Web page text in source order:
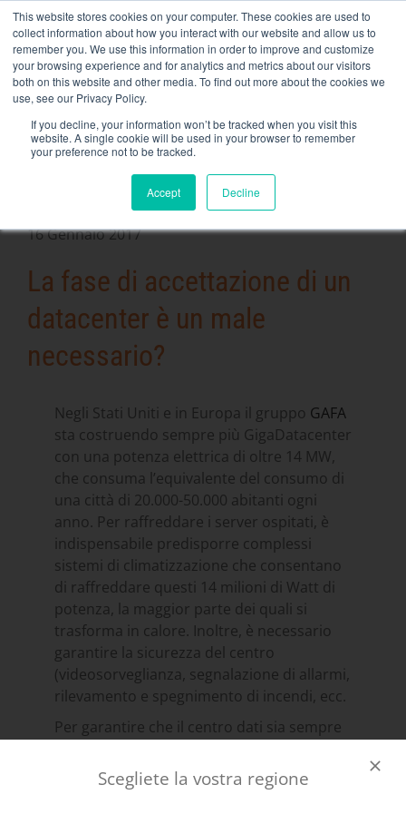
This website stores cookies on your computer. These cookies are used to
collect information about how you interact with our website and allow us to
remember you. We use this information in order to improve and customize
your browsing experience and for analytics and metrics about our visitors
both on this website and other media. To find out more about the cookies we
use, see our Privacy Policy.
If you decline, your information won’t be tracked when you visit this
website. A single cookie will be used in your browser to remember
your preference not to be tracked.
Accept Decline
content
NEW FLEET: Banche di carico da 3,5 MW / MVA disponibili,
maggiori informazioni qui.
CONTATTO
Toggle
Servizi correlati
Secteurs et solutions
https://rentaload.com/es/empresa-banco-de-carga-
Risorse
Contatto
Calendario
16 Gennaio 2017
La fase di accettazione di un
datacenter è un male
necessario?
Negli Stati Uniti e in Europa il gruppo GAFA
sta costruendo sempre più GigaDatacenter
con una potenza elettrica di oltre 14 MW,
che consuma l’equivalente del consumo di
una città di 20.000-50.000 abitanti ogni
anno. Per raffreddare i server ospitati, è
indispensabile predisporre complessi
sistemi di climatizzazione che consentano
di raffreddare questi 14 milioni di Watt di
potenza, la maggior parte dei quali si
trasforma in calore. Inoltre, è necessario
garantire la sicurezza del centro
(videosorveglianza, segnalazione di allarmi,
rilevamento e spegnimento di incendi, ecc.
Per garantire che il centro dati sia sempre
dei centri dati considerano la fase AOR di
supporto all’accettazione come una fase
Scegliete la vostra regione